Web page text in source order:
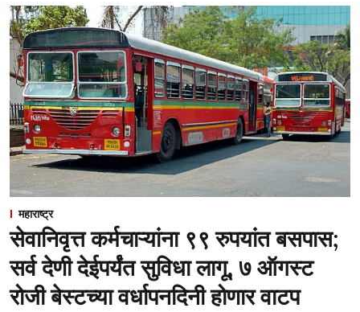
महाराष्ट्र
सेवानिवृत्त कर्मचाऱ्यांना ९९ रुपयांत बसपास;
सर्व देणी देईपर्यंत सुविधा लागू, ७ ऑगस्ट
रोजी बेस्टच्या वर्धापनदिनी होणार वाटप